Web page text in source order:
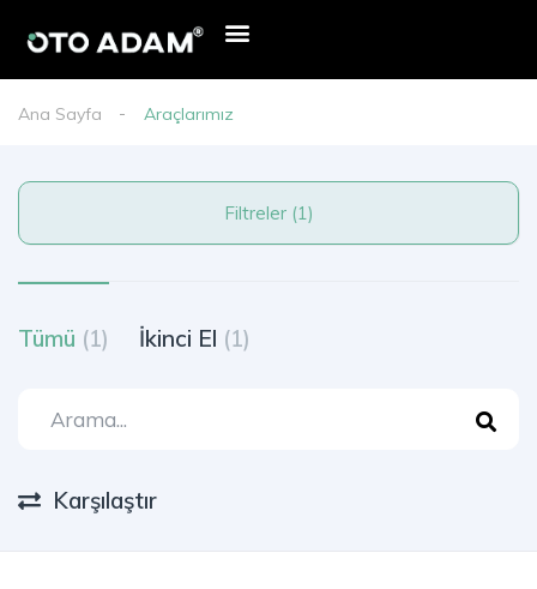
Ana Sayfa Araçlarımız
Filtreler (1)
Tümü (1) İkinci El (1)
Karşılaştır